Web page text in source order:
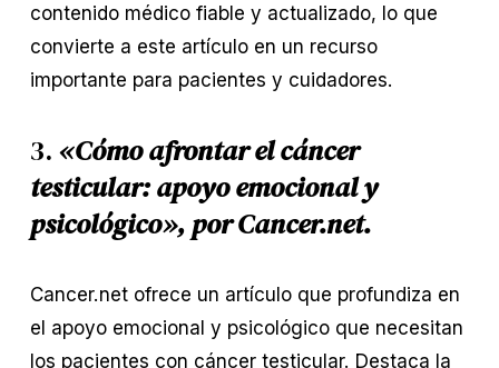
contenido médico fiable y actualizado, lo que
convierte a este artículo en un recurso
importante para pacientes y cuidadores.
3. «Cómo afrontar el cáncer
testicular: apoyo emocional y
psicológico», por Cancer.net.
Cancer.net ofrece un artículo que profundiza en
el apoyo emocional y psicológico que necesitan
los pacientes con cáncer testicular. Destaca la